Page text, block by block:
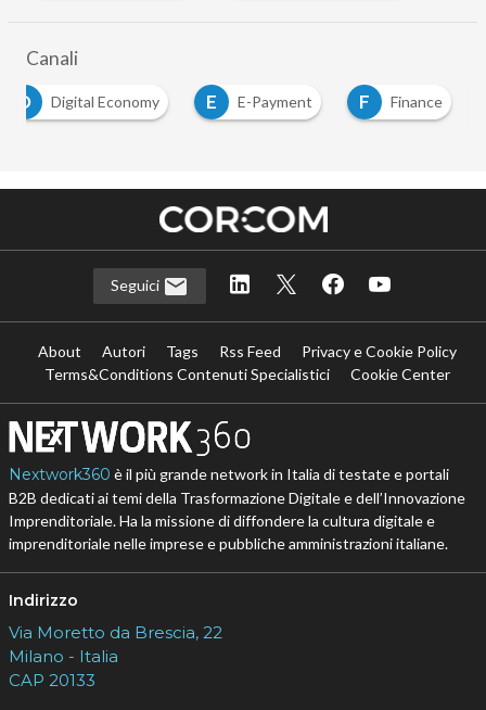
Canali
D
Digital Economy E E-Payment F Finance
Seguici
About Autori Tags Rss Feed
Privacy e Cookie Policy
Terms&Conditions Contenuti Specialistici
Cookie Center
Nextwork360 è il più grande network in Italia di testate e portali
B2B dedicati ai temi della Trasformazione Digitale e dell’Innovazione
Imprenditoriale. Ha la missione di diffondere la cultura digitale e
imprenditoriale nelle imprese e pubbliche amministrazioni italiane.
Indirizzo
Via Moretto da Brescia, 22
Milano - Italia
CAP 20133